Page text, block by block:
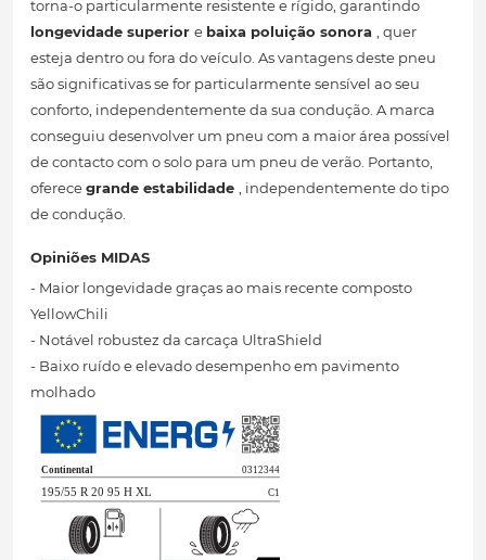
torna-o particularmente resistente e rígido, garantindo
longevidade superior e baixa poluição sonora , quer
esteja dentro ou fora do veículo. As vantagens deste pneu
são significativas se for particularmente sensível ao seu
conforto, independentemente da sua condução. A marca
conseguiu desenvolver um pneu com a maior área possível
de contacto com o solo para um pneu de verão. Portanto,
oferecegrande estabilidade , independentemente do tipo
de condução.
Opiniões MIDAS
- Maior longevidade graças ao mais recente composto
YellowChili
- Notável robustez da carcaça UltraShield
- Baixo ruído e elevado desempenho em pavimento
molhado